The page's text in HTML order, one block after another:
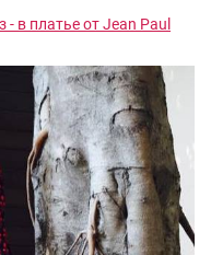
в платье от Jean Paul